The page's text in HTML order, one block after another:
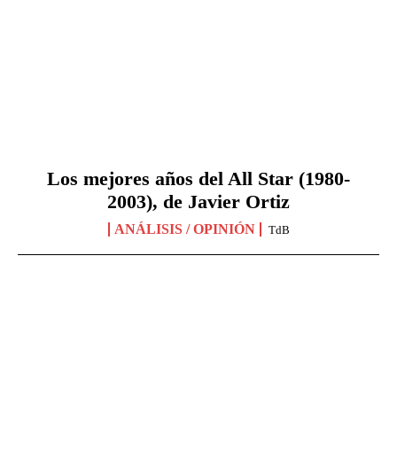
Los mejores años del All Star (1980-
2003), de Javier Ortiz
ANÁLISIS / OPINIÓN TdB